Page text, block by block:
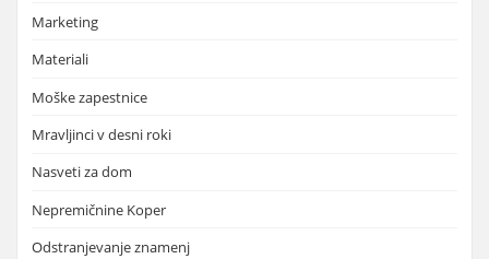
Marketing
Materiali
Moške zapestnice
Mravljinci v desni roki
Nasveti za dom
Nepremičnine Koper
Odstranjevanje znamenj